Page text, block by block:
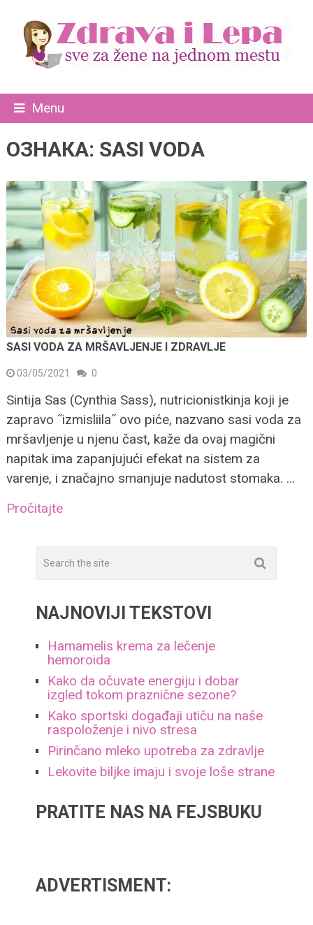
Menu
ОЗНАКА: SASI VODA
SASI VODA ZA MRŠAVLJENJE I ZDRAVLJE
03/05/2021 0
Sintija Sas (Cynthia Sass), nutricionistkinja koji je
zapravo ˝izmisliila˝ ovo piće, nazvano sasi voda za
mršavljenje u njenu čast, kaže da ovaj magični
napitak ima zapanjujući efekat na sistem za
varenje, i značajno smanjuje nadutost stomaka. …
Pročitajte
NAJNOVIJI TEKSTOVI
Hamamelis krema za lečenje
hemoroida
Kako da očuvate energiju i dobar
izgled tokom praznične sezone?
Kako sportski događaji utiču na naše
raspoloženje i nivo stresa
Pirinčano mleko upotreba za zdravlje
Lekovite biljke imaju i svoje loše strane
PRATITE NAS NA FEJSBUKU
ADVERTISMENT: